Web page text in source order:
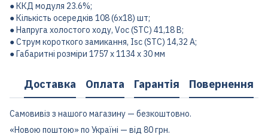
● ККД модуля 23.6%;
● Кількість осередків 108 (6х18) шт;
● Напруга холостого ходу, Voc (STC) 41,18 В;
● Струм короткого замикання, Isc (STC) 14,32 А;
● Габаритні розміри 1757 x 1134 x 30 мм
Доставка Оплата Гарантія Повернення
Самовивіз з нашого магазину — безкоштовно.
«Новою поштою» по Україні — від 80 грн.